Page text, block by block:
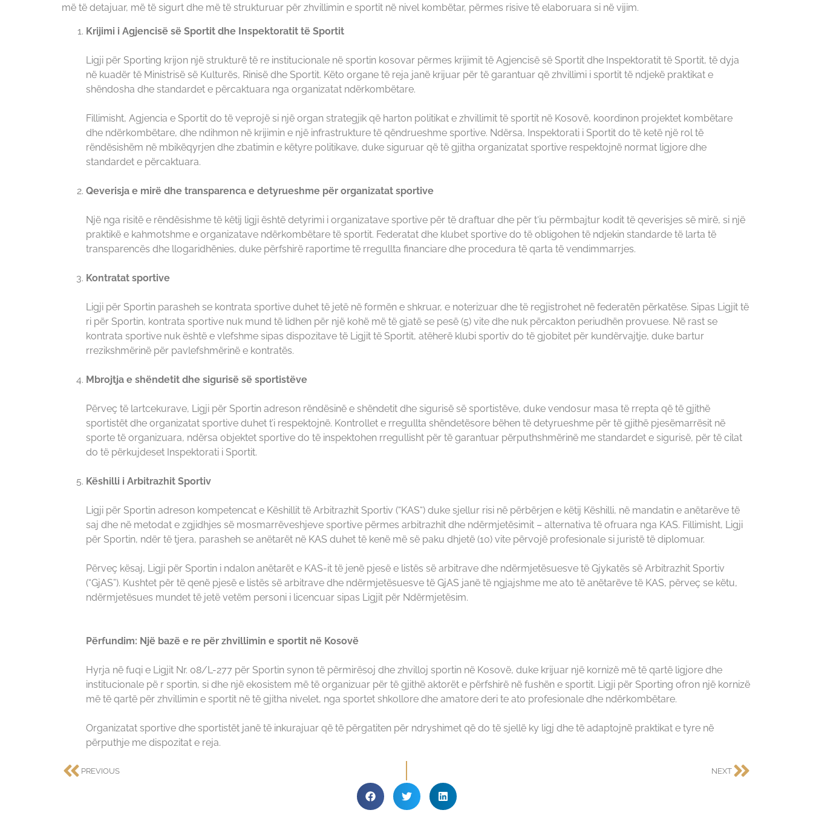
më të detajuar, më të sigurt dhe më të strukturuar për zhvillimin e sportit në nivel kombëtar, përmes risive të elaboruara si në vijim.
Krijimi i Agjencisë së Sportit dhe Inspektoratit të Sportit
Ligji për Sporting krijon një strukturë të re institucionale në sportin kosovar përmes krijimit të Agjencisë së Sportit dhe Inspektoratit të Sportit, të dyja
në kuadër të Ministrisë së Kulturës, Rinisë dhe Sportit. Këto organe të reja janë krijuar për të garantuar që zhvillimi i sportit të ndjekë praktikat e
shëndosha dhe standardet e përcaktuara nga organizatat ndërkombëtare.
Fillimisht, Agjencia e Sportit do të veprojë si një organ strategjik që harton politikat e zhvillimit të sportit në Kosovë, koordinon projektet kombëtare
dhe ndërkombëtare, dhe ndihmon në krijimin e një infrastrukture të qëndrueshme sportive. Ndërsa, Inspektorati i Sportit do të ketë një rol të
rëndësishëm në mbikëqyrjen dhe zbatimin e këtyre politikave, duke siguruar që të gjitha organizatat sportive respektojnë normat ligjore dhe
standardet e përcaktuara.
Qeverisja e mirë dhe transparenca e detyrueshme për organizatat sportive
Një nga risitë e rëndësishme të këtij ligji është detyrimi i organizatave sportive për të draftuar dhe për t‘iu përmbajtur kodit të qeverisjes së mirë, si një
praktikë e kahmotshme e organizatave ndërkombëtare të sportit. Federatat dhe klubet sportive do të obligohen të ndjekin standarde të larta të
transparencës dhe llogaridhënies, duke përfshirë raportime të rregullta financiare dhe procedura të qarta të vendimmarrjes.
Kontratat sportive
Ligji për Sportin parasheh se kontrata sportive duhet të jetë në formën e shkruar, e noterizuar dhe të regjistrohet në federatën përkatëse. Sipas Ligjit të
ri për Sportin, kontrata sportive nuk mund të lidhen për një kohë më të gjatë se pesë (5) vite dhe nuk përcakton periudhën provuese. Në rast se
kontrata sportive nuk është e vlefshme sipas dispozitave të Ligjit të Sportit, atëherë klubi sportiv do të gjobitet për kundërvajtje, duke bartur
rrezikshmërinë për pavlefshmërinë e kontratës.
Mbrojtja e shëndetit dhe sigurisë së sportistëve
Përveç të lartcekurave, Ligji për Sportin adreson rëndësinë e shëndetit dhe sigurisë së sportistëve, duke vendosur masa të rrepta që të gjithë
sportistët dhe organizatat sportive duhet t’i respektojnë. Kontrollet e rregullta shëndetësore bëhen të detyrueshme për të gjithë pjesëmarrësit në
sporte të organizuara, ndërsa objektet sportive do të inspektohen rregullisht për të garantuar përputhshmërinë me standardet e sigurisë, për të cilat
do të përkujdeset Inspektorati i Sportit.
Këshilli i Arbitrazhit Sportiv
Ligji për Sportin adreson kompetencat e Këshillit të Arbitrazhit Sportiv (“KAS“) duke sjellur risi në përbërjen e këtij Këshilli, në mandatin e anëtarëve të
saj dhe në metodat e zgjidhjes së mosmarrëveshjeve sportive përmes arbitrazhit dhe ndërmjetësimit – alternativa të ofruara nga KAS. Fillimisht, Ligji
për Sportin, ndër të tjera, parasheh se anëtarët në KAS duhet të kenë më së paku dhjetë (10) vite përvojë profesionale si juristë të diplomuar.
Përveç kësaj, Ligji për Sportin i ndalon anëtarët e KAS-it të jenë pjesë e listës së arbitrave dhe ndërmjetësuesve të Gjykatës së Arbitrazhit Sportiv
(“GjAS”). Kushtet për të qenë pjesë e listës së arbitrave dhe ndërmjetësuesve të GjAS janë të ngjajshme me ato të anëtarëve të KAS, përveç se këtu,
ndërmjetësues mundet të jetë vetëm personi i licencuar sipas Ligjit për Ndërmjetësim.
Përfundim: Një bazë e re për zhvillimin e sportit në Kosovë
Hyrja në fuqi e Ligjit Nr. 08/L-277 për Sportin synon të përmirësoj dhe zhvilloj sportin në Kosovë, duke krijuar një kornizë më të qartë ligjore dhe
institucionale pë r sportin, si dhe një ekosistem më të organizuar për të gjithë aktorët e përfshirë në fushën e sportit. Ligji për Sporting ofron një kornizë
më të qartë për zhvillimin e sportit në të gjitha nivelet, nga sportet shkollore dhe amatore deri te ato profesionale dhe ndërkombëtare.
Organizatat sportive dhe sportistët janë të inkurajuar që të përgatiten për ndryshimet që do të sjellë ky ligj dhe të adaptojnë praktikat e tyre në
përputhje me dispozitat e reja.
PREVIOUS NEXT